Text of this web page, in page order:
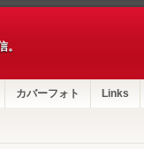
カバーフォト Links